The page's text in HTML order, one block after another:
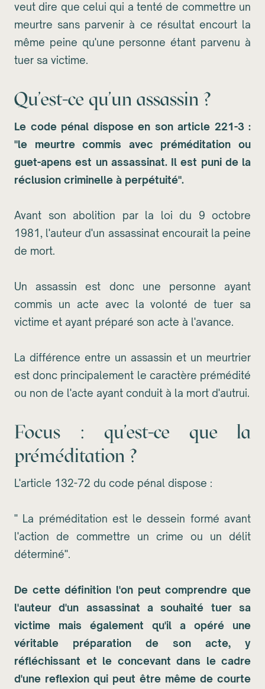
veut dire que celui qui a tenté de commettre un
meurtre sans parvenir à ce résultat encourt la
même peine qu'une personne étant parvenu à
tuer sa victime.
Qu'est-ce qu'un assassin ?
Le code pénal dispose en son article 221-3 :
"le meurtre commis avec préméditation ou
guet-apens est un assassinat. Il est puni de la
réclusion criminelle à perpétuité".
Avant son abolition par la loi du 9 octobre
1981, l'auteur d'un assassinat encourait la peine
de mort.
Un assassin est donc une personne ayant
commis un acte avec la volonté de tuer sa
victime et ayant préparé son acte à l'avance.
La différence entre un assassin et un meurtrier
est donc principalement le caractère prémédité
ou non de l'acte ayant conduit à la mort d'autrui.
Focus : qu'est-ce que la
préméditation ?
L'article 132-72 du code pénal dispose :
" La préméditation est le dessein formé avant
l'action de commettre un crime ou un délit
déterminé".
De cette définition l'on peut comprendre que
l'auteur d'un assassinat a souhaité tuer sa
victime mais également qu'il a opéré une
véritable préparation de son acte, y
réfléchissant et le concevant dans le cadre
d'une reflexion qui peut être même de courte